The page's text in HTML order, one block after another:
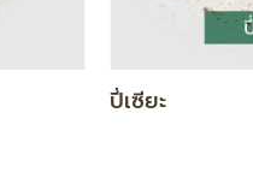
ทองคำแท่ง